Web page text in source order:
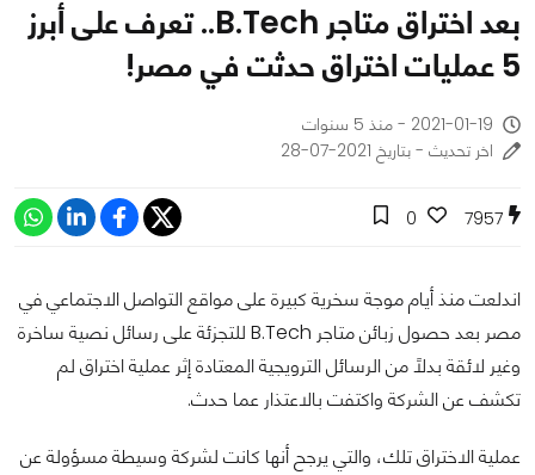
بعد اختراق متاجر B.Tech.. تعرف على أبرز
5 عمليات اختراق حدثت في مصر!
2021-01-19 - منذ 5 سنوات
اخر تحديث - بتاريخ 2021-07-28
7957
0
اندلعت منذ أيام موجة سخرية كبيرة على مواقع التواصل الاجتماعي في
مصر بعد حصول زبائن متاجر B.Tech للتجزئة على رسائل نصية ساخرة
وغير لائقة بدلاً من الرسائل الترويجية المعتادة إثر عملية اختراق لم
تكشف عن الشركة واكتفت بالاعتذار عما حدث.
عملية الاختراق تلك، والتي يرجح أنها كانت لشركة وسيطة مسؤولة عن